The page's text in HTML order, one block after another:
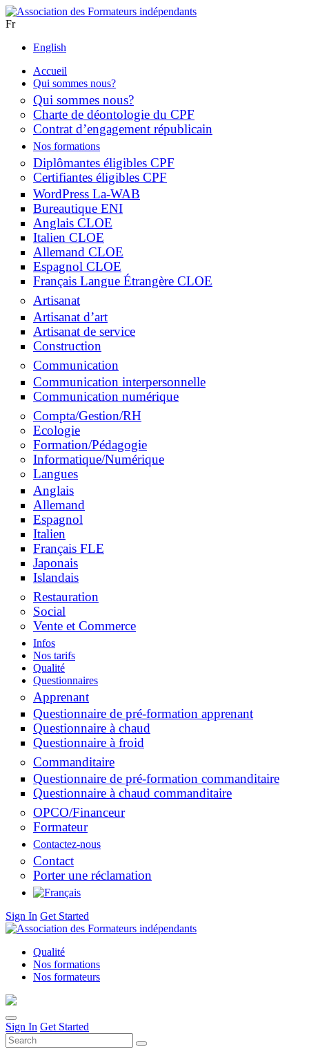
Fr
English
Accueil
Qui sommes nous?
Qui sommes nous?
Charte de déontologie du CPF
Contrat d’engagement républicain
Nos formations
Diplômantes éligibles CPF
Certifiantes éligibles CPF
WordPress La-WAB
Bureautique ENI
Anglais CLOE
Italien CLOE
Allemand CLOE
Espagnol CLOE
Français Langue Étrangère CLOE
Artisanat
Artisanat d’art
Artisanat de service
Construction
Communication
Communication interpersonnelle
Communication numérique
Compta/Gestion/RH
Ecologie
Formation/Pédagogie
Informatique/Numérique
Langues
Anglais
Allemand
Espagnol
Italien
Français FLE
Japonais
Islandais
Restauration
Social
Vente et Commerce
Infos
Nos tarifs
Qualité
Questionnaires
Apprenant
Questionnaire de pré-formation apprenant
Questionnaire à chaud
Questionnaire à froid
Commanditaire
Questionnaire de pré-formation commanditaire
Questionnaire à chaud commanditaire
OPCO/Financeur
Formateur
Contactez-nous
Contact
Porter une réclamation
Sign In Get Started
Qualité
Nos formations
Nos formateurs
Sign In Get Started